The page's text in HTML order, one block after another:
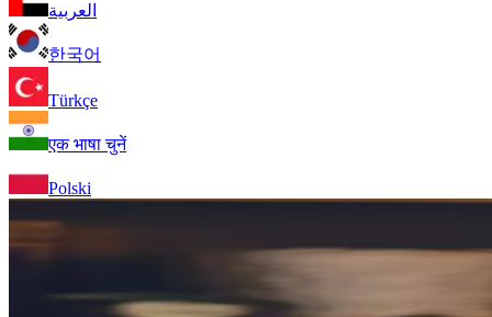
العربية
한국어
Türkçe
एक भाषा चुनें
Polski